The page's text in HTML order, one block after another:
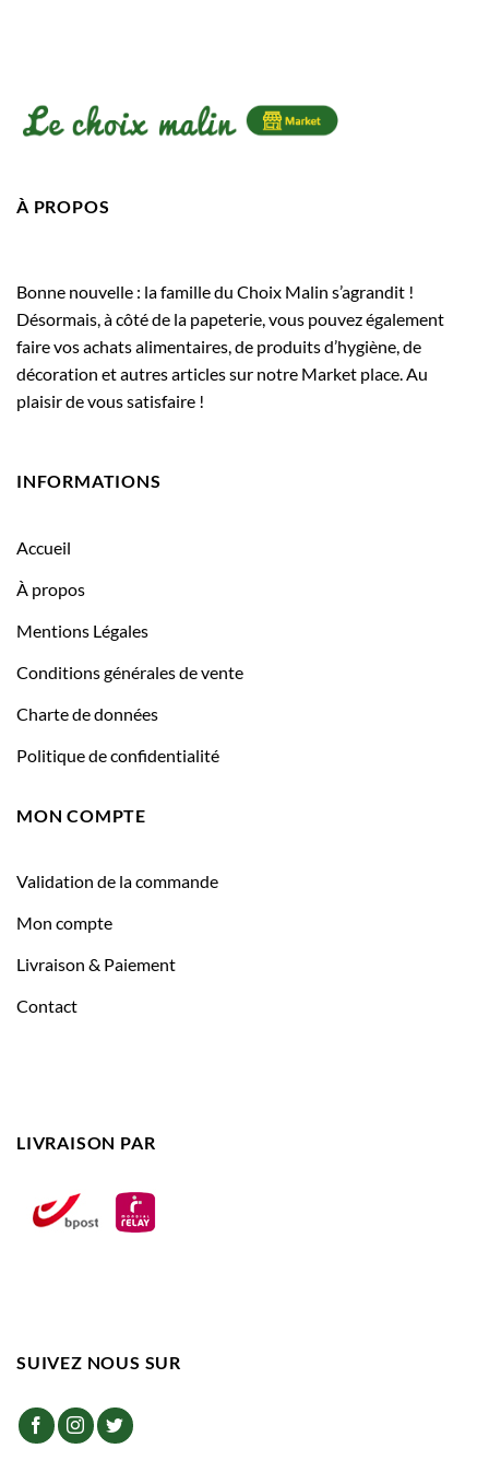
À PROPOS
Bonne nouvelle : la famille du Choix Malin s’agrandit !
Désormais, à côté de la papeterie, vous pouvez également
faire vos achats alimentaires, de produits d’hygiène, de
décoration et autres articles sur notre Market place. Au
plaisir de vous satisfaire !
INFORMATIONS
Accueil
À propos
Mentions Légales
Conditions générales de vente
Charte de données
Politique de confidentialité
MON COMPTE
Validation de la commande
Mon compte
Livraison & Paiement
Contact
LIVRAISON PAR
SUIVEZ NOUS SUR